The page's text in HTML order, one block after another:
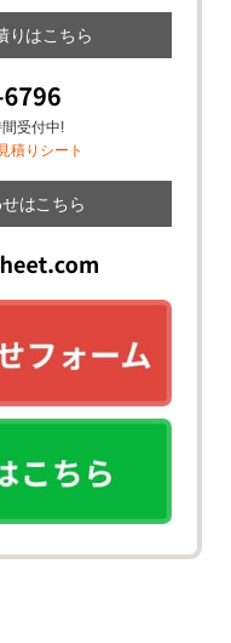
りはこちら
受付中!
積りシート
はこちら